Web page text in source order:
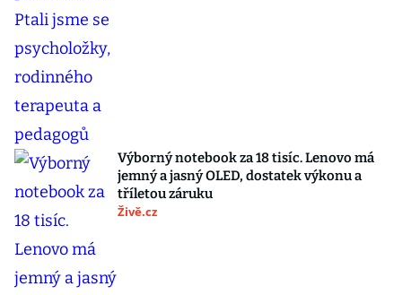
Výborný notebook za 18 tisíc. Lenovo má
jemný a jasný OLED, dostatek výkonu a
tříletou záruku
Živě.cz